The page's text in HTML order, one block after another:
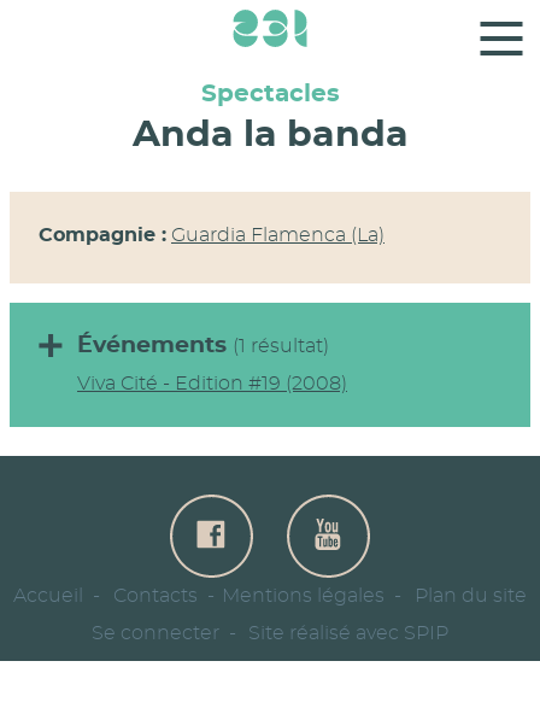
Panneau de gestion des cookies
Spectacles
Anda la banda
Compagnie : Guardia Flamenca (La)
Événements (1 résultat)
Viva Cité - Edition #19 (2008)
Accueil Contacts Mentions légales
Plan du site
Se connecter
Site réalisé avec SPIP